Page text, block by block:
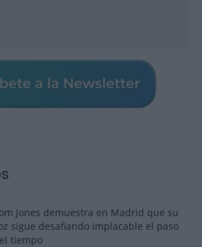
Jones demuestra en Madrid que su
sigue desafiando implacable el paso
tiempo